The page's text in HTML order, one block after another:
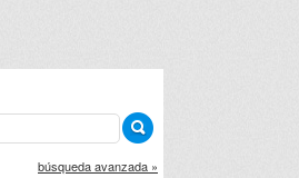
búsqueda avanzada »